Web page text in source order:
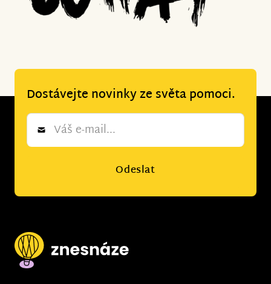
Dostávejte novinky ze světa pomoci.
Newsletter
Odeslat